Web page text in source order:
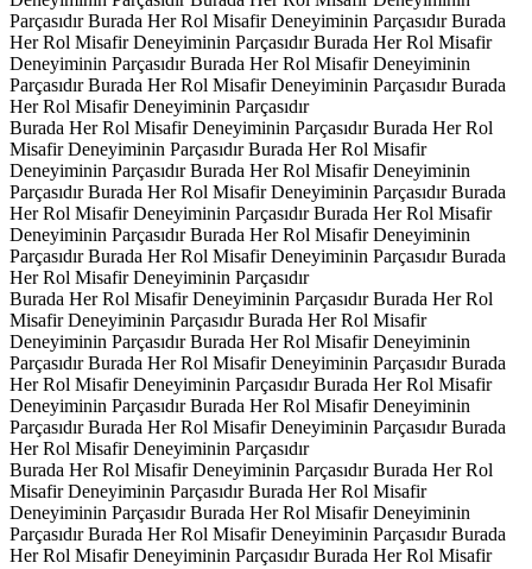
Parçasıdır Burada Her Rol Misafir Deneyiminin Parçasıdır Burada
Her Rol Misafir Deneyiminin Parçasıdır Burada Her Rol Misafir
Deneyiminin Parçasıdır Burada Her Rol Misafir Deneyiminin
Parçasıdır Burada Her Rol Misafir Deneyiminin Parçasıdır Burada
Her Rol Misafir Deneyiminin Parçasıdır
Burada Her Rol Misafir Deneyiminin Parçasıdır Burada Her Rol
Misafir Deneyiminin Parçasıdır Burada Her Rol Misafir
Deneyiminin Parçasıdır Burada Her Rol Misafir Deneyiminin
Parçasıdır Burada Her Rol Misafir Deneyiminin Parçasıdır Burada
Her Rol Misafir Deneyiminin Parçasıdır Burada Her Rol Misafir
Deneyiminin Parçasıdır Burada Her Rol Misafir Deneyiminin
Parçasıdır Burada Her Rol Misafir Deneyiminin Parçasıdır Burada
Her Rol Misafir Deneyiminin Parçasıdır
Burada Her Rol Misafir Deneyiminin Parçasıdır Burada Her Rol
Misafir Deneyiminin Parçasıdır Burada Her Rol Misafir
Deneyiminin Parçasıdır Burada Her Rol Misafir Deneyiminin
Parçasıdır Burada Her Rol Misafir Deneyiminin Parçasıdır Burada
Her Rol Misafir Deneyiminin Parçasıdır Burada Her Rol Misafir
Deneyiminin Parçasıdır Burada Her Rol Misafir Deneyiminin
Parçasıdır Burada Her Rol Misafir Deneyiminin Parçasıdır Burada
Her Rol Misafir Deneyiminin Parçasıdır
Burada Her Rol Misafir Deneyiminin Parçasıdır Burada Her Rol
Misafir Deneyiminin Parçasıdır Burada Her Rol Misafir
Deneyiminin Parçasıdır Burada Her Rol Misafir Deneyiminin
Parçasıdır Burada Her Rol Misafir Deneyiminin Parçasıdır Burada
Her Rol Misafir Deneyiminin Parçasıdır Burada Her Rol Misafir